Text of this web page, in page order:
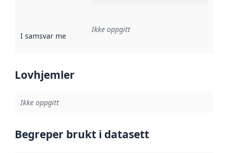
I samsvar med Referanse til en implementasjonsregel
Ikke oppgitt
Lovhjemler
Ikke oppgitt
Begreper brukt i datasett